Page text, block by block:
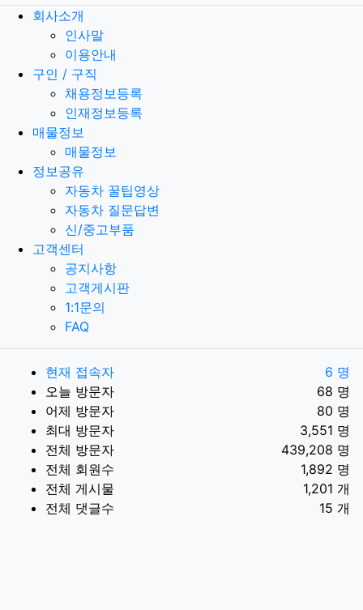
회사소개
인사말
이용안내
구인 / 구직
채용정보등록
인재정보등록
매물정보
매물정보
정보공유
자동차 꿀팁영상
자동차 질문답변
신/중고부품
고객센터
공지사항
고객게시판
1:1문의
FAQ
현재 접속자
6 명
오늘 방문자
68 명
어제 방문자
80 명
최대 방문자
3,551 명
전체 방문자
439,208 명
전체 회원수
1,892 명
전체 게시물
1,201 개
전체 댓글수
15 개